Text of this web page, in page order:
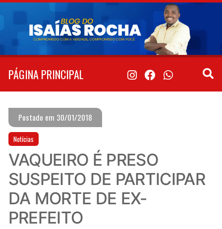
Pular
conteúdo
PÁGINA PRINCIPAL
Postado em 30/01/2018
Notícias
VAQUEIRO É PRESO
SUSPEITO DE PARTICIPAR
DA MORTE DE EX-
PREFEITO